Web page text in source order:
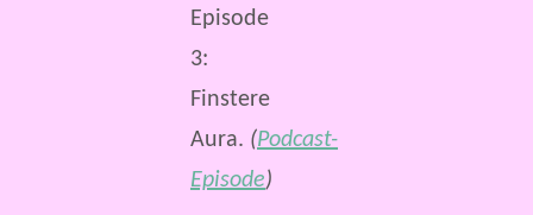
Episode
3:
Finstere
Aura. (Podcast-
Episode)